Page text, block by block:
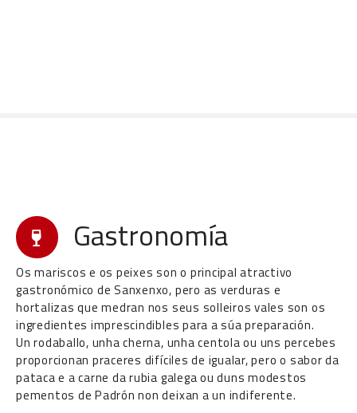
Gastronomía
Os mariscos e os peixes son o principal atractivo
gastronómico de Sanxenxo, pero as verduras e
hortalizas que medran nos seus solleiros vales son os
ingredientes imprescindibles para a súa preparación.
Un rodaballo, unha cherna, unha centola ou uns percebes
proporcionan praceres difíciles de igualar, pero o sabor da
pataca e a carne da rubia galega ou duns modestos
pementos de Padrón non deixan a un indiferente.